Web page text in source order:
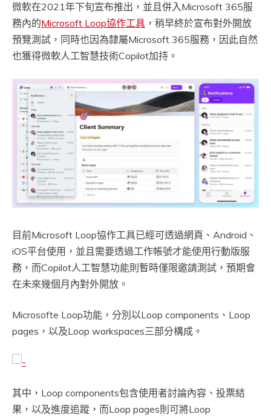
微軟在2021年下旬宣布推出，並且併入Microsoft 365服
務內的Microsoft Loop協作工具 ，稍早終於宣布對外開放
預覽測試，同時也因為隸屬Microsoft 365服務，因此自然
也獲得微軟人工智慧技術Copilot加持。
目前Microsoft Loop協作工具已經可透過網頁、Android、
iOS平台使用，並且需要透過工作帳號才能使用行動版服
務，而Copilot人工智慧功能則暫時僅限邀請測試，預期會
在未來幾個月內對外開放。
Microsofte Loop功能，分別以Loop components、Loop
pages，以及Loop workspaces三部分構成。
其中，Loop components包含使用者討論內容、投票結
果，以及進度追蹤，而Loop pages則可將Loop